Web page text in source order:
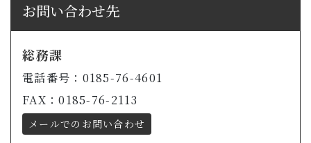
お問い合わせ先
総務課
電話番号：0185-76-4601
FAX：0185-76-2113
メールでのお問い合わせ